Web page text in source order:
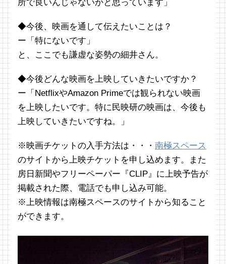
所で良いんじゃないかと思っています」
◆今後、映画を通して伝えたいことは？
ー「特にないです」
と、ここでも謙虚な姿勢の細井さん。
◆今後どんな映画を上映していきたいですか？
ー「NetflixやAmazon Primeでは観られない映画
を上映したいです。特に民映研の映画は、今後も
上映していきたいですね。」
※映画チケットの入手方法は・・・ 南極スペース
のサイトから上映チケットを申し込めます。また
房日新聞やフリーペーパー『CLIP』に上映予告が
掲載された際、電話でも申し込み可能。
※上映情報は南極スペースのサイトから知ること
ができます。